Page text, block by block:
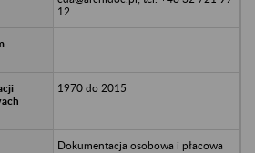
12
1970 do 2015
Dokumentacja osobowa i płacowa